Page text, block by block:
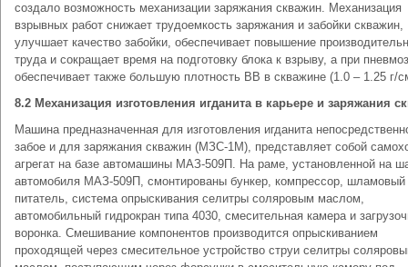
создало возможность механизации заряжания скважин. Механизация
взрывных работ снижает трудоемкость заряжания и забойки скважин,
улучшает качество забойки, обеспечивает повышение
труда и сокращает время на подготовку блока к взрыву, а при
обеспечивает также большую плотность ВВ в скважине (1.0 – 1.25 г/
8.2 Механизация изготовления игданита в карьере и заряжания
Машина предназначенная для изготовления игданита
забое и для заряжания скважин (МЗС-1М), представляет собой
агрегат на базе автомашины МАЗ-509П. На раме, установленной на
автомобиля МАЗ-509П, смонтированы бункер, компрессор, шламовый
питатель, система опрыскивания селитры соляровым маслом,
автомобильный гидрокран типа 4030, смесительная камера и
воронка. Смешивание компонентов производится опрыскиванием
проходящей через смесительное устройство струи селитры